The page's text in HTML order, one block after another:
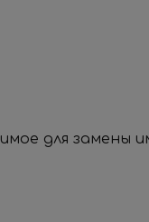
для замены